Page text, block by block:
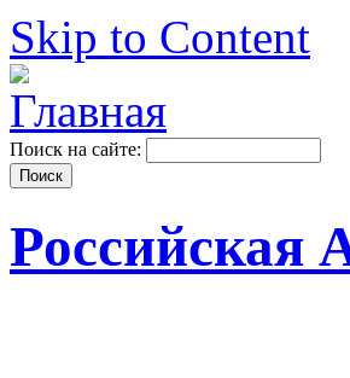
Skip to Content
Поиск на сайте:
Российская